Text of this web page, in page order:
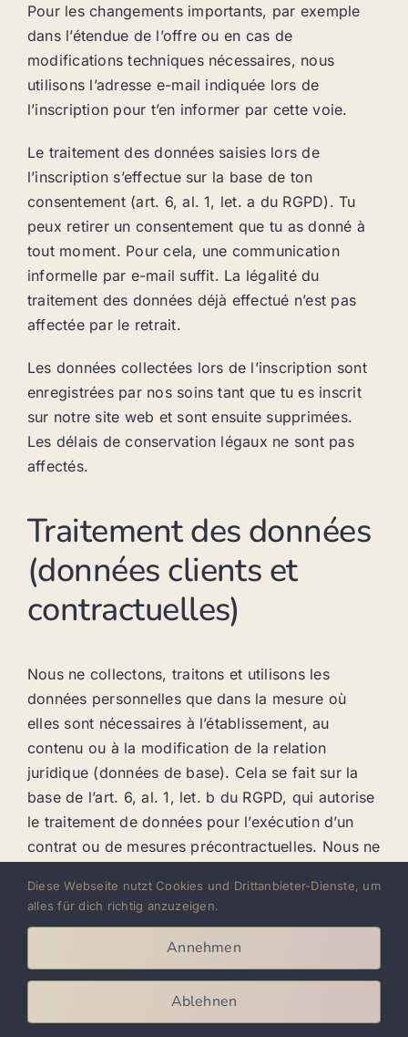
Pour les changements importants, par exemple
dans l’étendue de l’offre ou en cas de
modifications techniques nécessaires, nous
utilisons l’adresse e-mail indiquée lors de
l’inscription pour t’en informer par cette voie.
Le traitement des données saisies lors de
l’inscription s’effectue sur la base de ton
consentement (art. 6, al. 1, let. a du RGPD). Tu
peux retirer un consentement que tu as donné à
tout moment. Pour cela, une communication
informelle par e-mail suffit. La légalité du
traitement des données déjà effectué n’est pas
affectée par le retrait.
Les données collectées lors de l’inscription sont
enregistrées par nos soins tant que tu es inscrit
sur notre site web et sont ensuite supprimées.
Les délais de conservation légaux ne sont pas
affectés.
Traitement des données
(données clients et
contractuelles)
Nous ne collectons, traitons et utilisons les
données personnelles que dans la mesure où
elles sont nécessaires à l’établissement, au
contenu ou à la modification de la relation
juridique (données de base). Cela se fait sur la
base de l’art. 6, al. 1, let. b du RGPD, qui autorise
le traitement de données pour l’exécution d’un
contrat ou de mesures précontractuelles. Nous ne
personnelles relatives à l’utilisation de nos pages
mesure où cela est nécessaire pour permettre à
l’utilisateur d’utiliser le service ou pour le facturer.
Les données clients collectées sont supprimées
Diese Webseite nutzt Cookies und Drittanbieter-Dienste, um
alles für dich richtig anzuzeigen.
Annehmen
Ablehnen